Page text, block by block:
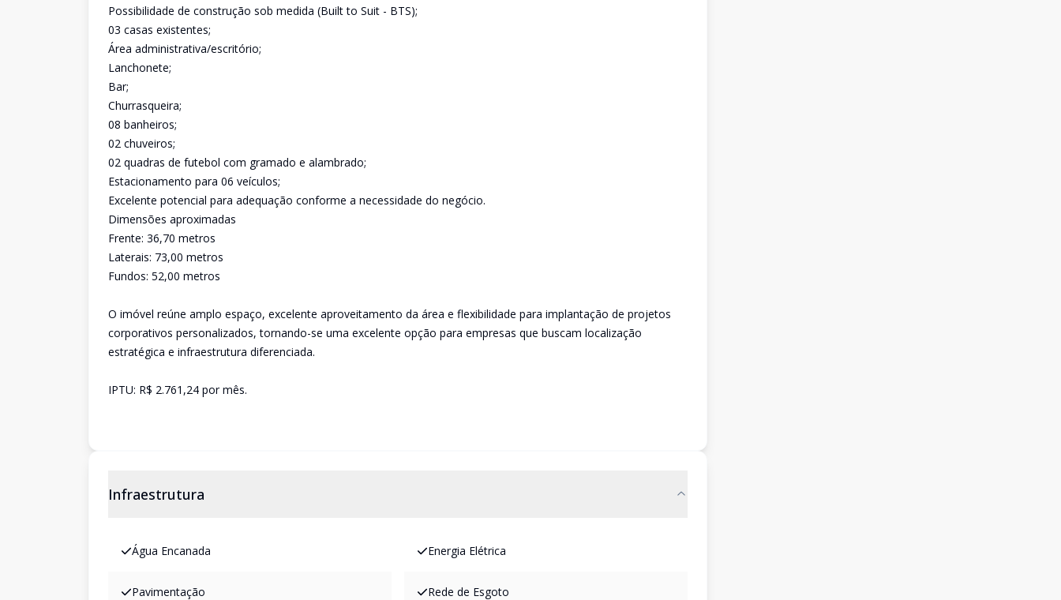
Possibilidade de construção sob medida (Built to Suit - BTS);
03 casas existentes;
Área administrativa/escritório;
Lanchonete;
Bar;
Churrasqueira;
08 banheiros;
02 chuveiros;
02 quadras de futebol com gramado e alambrado;
Estacionamento para 06 veículos;
Excelente potencial para adequação conforme a necessidade do negócio.
Dimensões aproximadas
Frente: 36,70 metros
Laterais: 73,00 metros
Fundos: 52,00 metros
O imóvel reúne amplo espaço, excelente aproveitamento da área e flexibilidade para implantação de projetos
corporativos personalizados, tornando-se uma excelente opção para empresas que buscam localização
estratégica e infraestrutura diferenciada.
IPTU: R$ 2.761,24 por mês.
Infraestrutura
Água Encanada Energia Elétrica
Pavimentação Rede de Esgoto